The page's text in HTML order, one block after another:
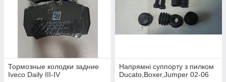
Тормозные колодки задние
Iveco Daily III-IV
Напрямні суппорту з пилком
Ducato,Boxer,Jumper 02-06